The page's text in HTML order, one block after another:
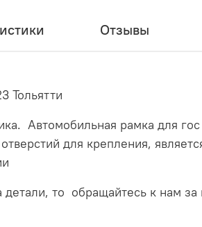
Отзывы
Тольятти
Автомобильная рамка для
для крепления,
детали, то обращайтесь к нам